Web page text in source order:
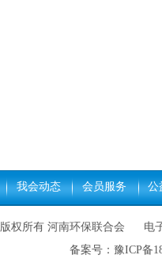
我会动态 会员服务 公
版权所有 河南环保联合会 电子
备案号： 豫ICP备